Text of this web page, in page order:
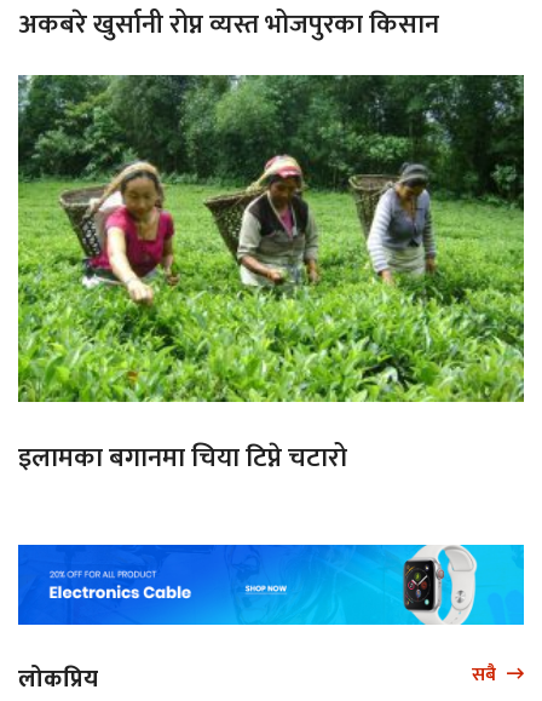
अकबरे खुर्सानी रोप्न व्यस्त भोजपुरका किसान
इलामका बगानमा चिया टिप्ने चटारो
लोकप्रिय सबै